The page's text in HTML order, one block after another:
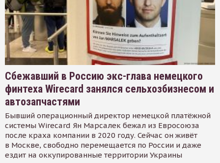
Сбежавший в Россию экс-глава немецкого
финтеха Wirecard занялся сельхозбизнесом и
автозапчастями
Бывший операционный директор немецкой платёжной
системы Wirecard Ян Марсалек бежал из Евросоюза
после краха компании в 2020 году. Сейчас он живёт
в Москве, свободно перемещается по России и даже
ездит на оккупированные территории Украины